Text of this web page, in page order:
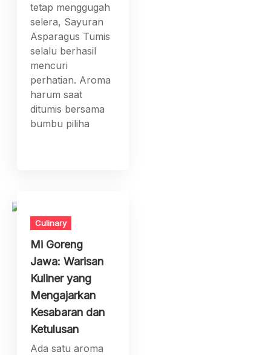
tetap menggugah
selera, Sayuran
Asparagus Tumis
selalu berhasil
mencuri
perhatian. Aroma
harum saat
ditumis bersama
bumbu piliha
Culinary
Mi Goreng
Jawa: Warisan
Kuliner yang
Mengajarkan
Kesabaran dan
Ketulusan
Ada satu aroma